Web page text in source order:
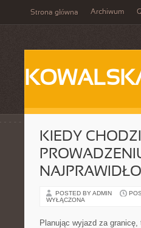
Strona główna Archiwum
KIEDY
POSTED BY ADMIN
WYŁĄCZONA
Planując wyjazd za